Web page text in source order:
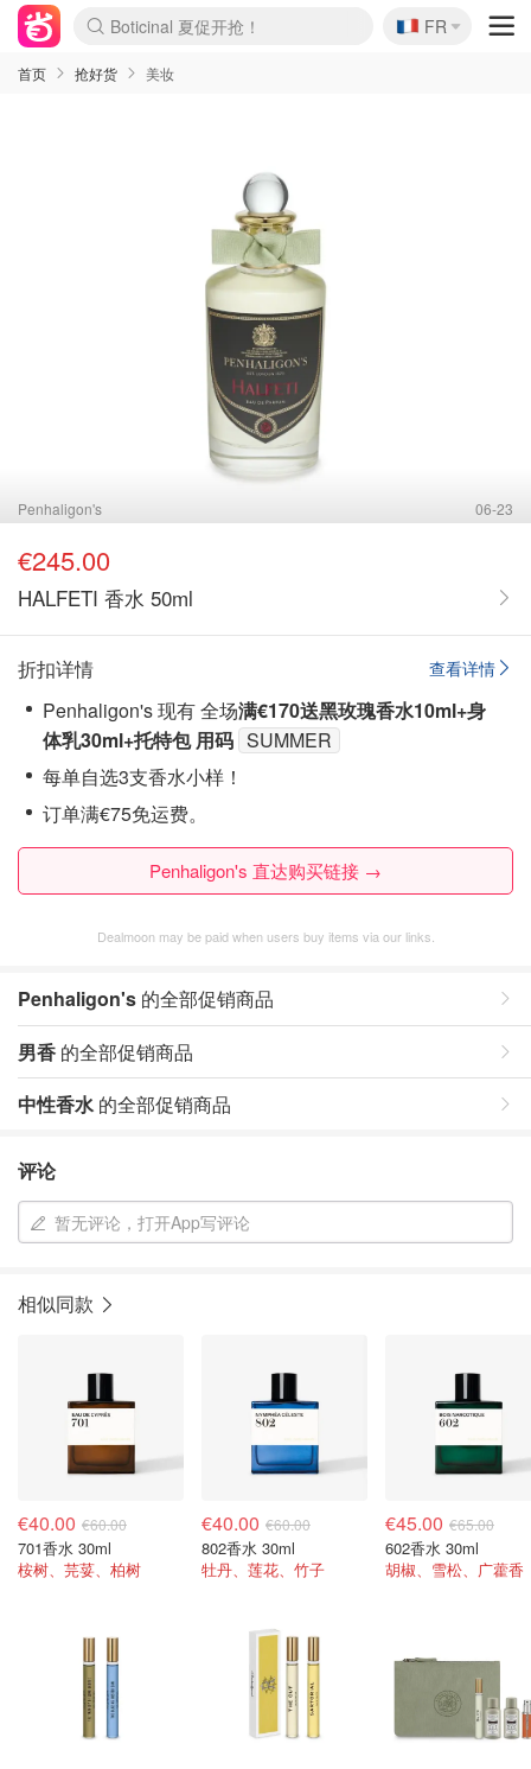
Boticinal 夏促开抢！
4折！lulu周四疯狂上新
还没结束！&OtherStories大促
Joybuy变相75折 随时失效
速领！Stanley独家85折
疑似霸哥！Camper额外叠85折
Zalando 奥莱闪促！每日更新
Moncler反季囤！5折起+叠9折
Coach Brooklyn仅€192
🇫🇷
FR
首页 抢好货 美妆
Penhaligon's 06-23
€245.00
HALFETI 香水 50ml
查看详情
折扣详情
Penhaligon's 现有 全场满€170送黑玫瑰香水10ml+身
体乳30ml+托特包用码 SUMMER
每单自选3支香水小样！
订单满€75免运费。
Penhaligon's 直达购买链接 →
Dealmoon may be paid when users buy items via our links.
Penhaligon's 的全部促销商品
男香 的全部促销商品
中性香水 的全部促销商品
评论
暂无评论，打开App写评论
相似同款
€40.00 €60.00
701香水 30ml
桉树、芫荽、柏树
€40.00 €60.00
802香水 30ml
牡丹、莲花、竹子
€45.00 €65.00
602香水 30ml
胡椒、雪松、广藿香